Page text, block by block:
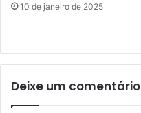
10 de janeiro de 2025
Deixe um comentário